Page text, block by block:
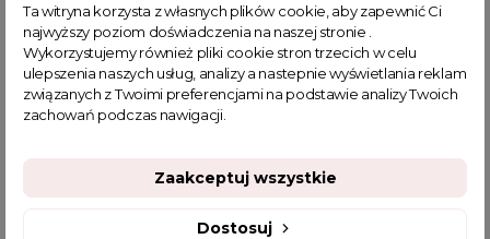
Powiązane kategorie:
Zobacz wszystkie produkty Clamodi Akcesoria
Zobacz wszystkie Nowości | Akcesoria Torebki
Najnowsze produkty SUMMER
Ta witryna korzysta z własnych plików cookie, aby zapewnić Ci
najwyższy poziom doświadczenia na naszej stronie .
Wykorzystujemy również pliki cookie stron trzecich w celu
ulepszenia naszych usług, analizy a nastepnie wyświetlania reklam
związanych z Twoimi preferencjami na podstawie analizy Twoich
zachowań podczas nawigacji.
Dostosuj
Zaakceptuj wszystkie